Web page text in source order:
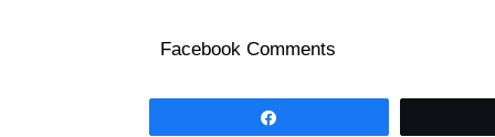
Facebook Comments